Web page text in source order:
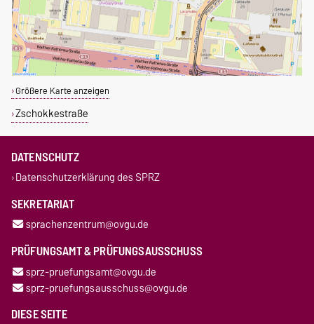
Größere Karte anzeigen
Zschokkestraße
DATENSCHUTZ
Datenschutzerklärung des SPRZ
SEKRETARIAT
sprachenzentrum@ovgu.de
PRÜFUNGSAMT & PRÜFUNGSAUSSCHUSS
sprz-pruefungsamt@ovgu.de
sprz-pruefungsausschuss@ovgu.de
DIESE SEITE